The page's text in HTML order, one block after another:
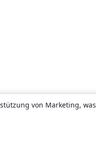
von Marketing, was